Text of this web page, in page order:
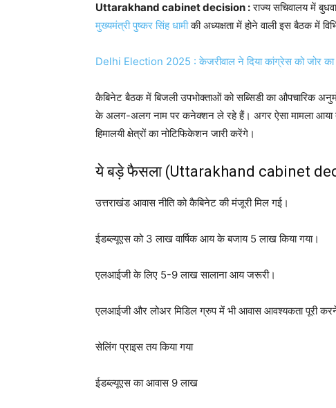
Uttarakhand cabinet decision :राज्य सचिवालय में
मुख्यमंत्री पुष्कर सिंह धामीकी अध्यक्षता में होने वाली इस बैठक में
Delhi Election 2025 : केजरीवाल ने दिया कांग्रेस को जोर
कैबिनेट बैठक में बिजली उपभोक्ताओं को सब्सिडी का औपचारिक
के अलग-अलग नाम पर कनेक्शन ले रहे हैं। अगर ऐसा मामला आया तो
हिमालयी क्षेत्रों का नोटिफिकेशन जारी करेंगे।
ये बड़े फैसला (Uttarakhand cabinet
उत्तराखंड आवास नीति को कैबिनेट की मंजूरी मिल गई।
ईडब्ल्यूएस को 3 लाख वार्षिक आय के बजाय 5 लाख किया गया।
एलआईजी के लिए 5-9 लाख सालाना आय जरूरी।
एलआईजी और लोअर मिडिल ग्रुप में भी आवास आवश्यकता पूरी करने
सेलिंग प्राइस तय किया गया
ईडब्ल्यूएस का आवास 9 लाख